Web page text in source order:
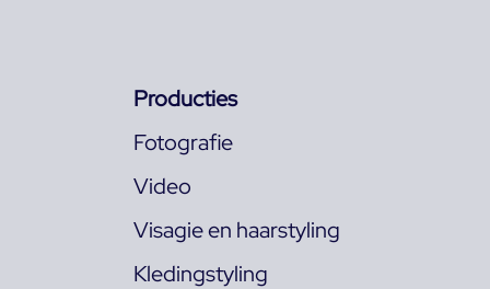
Producties
Fotografie
Video
Visagie en haarstyling
Kledingstyling